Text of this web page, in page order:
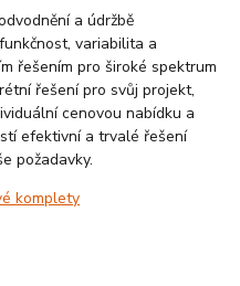
a údržbě
variabilita a
řešením pro široké spektrum
řešení pro svůj projekt,
cenovou nabídku a
efektivní a trvalé řešení
požadavky.
komplety